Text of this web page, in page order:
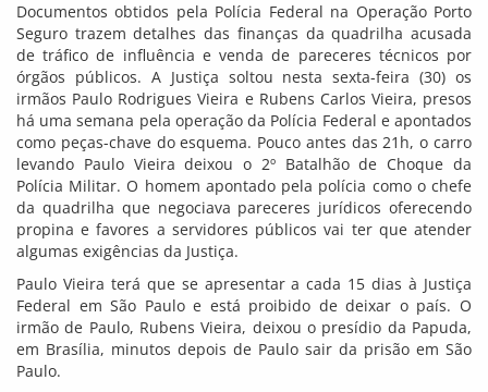
Documentos obtidos pela Polícia Federal na Operação Porto
Seguro trazem detalhes das finanças da quadrilha acusada
de tráfico de influência e venda de pareceres técnicos por
órgãos públicos. A Justiça soltou nesta sexta-feira (30) os
irmãos Paulo Rodrigues Vieira e Rubens Carlos Vieira, presos
há uma semana pela operação da Polícia Federal e apontados
como peças-chave do esquema. Pouco antes das 21h, o carro
levando Paulo Vieira deixou o 2º Batalhão de Choque da
Polícia Militar. O homem apontado pela polícia como o chefe
da quadrilha que negociava pareceres jurídicos oferecendo
propina e favores a servidores públicos vai ter que atender
algumas exigências da Justiça.
Paulo Vieira terá que se apresentar a cada 15 dias à Justiça
Federal em São Paulo e está proibido de deixar o país. O
irmão de Paulo, Rubens Vieira, deixou o presídio da Papuda,
em Brasília, minutos depois de Paulo sair da prisão em São
Paulo.